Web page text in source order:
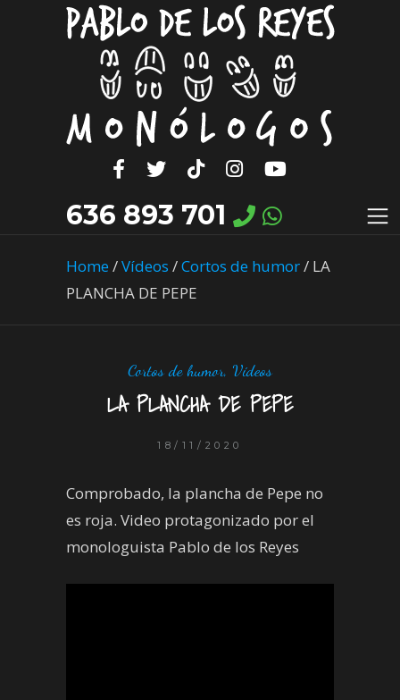
636 893 701
Home/Vídeos /Cortos de humor/ LA
PLANCHA DE PEPE
Cortos de humor, Vídeos
LA PLANCHA DE PEPE
18/11/2020
Comprobado, la plancha de Pepe no
es roja. Video protagonizado por el
monologuista Pablo de los Reyes